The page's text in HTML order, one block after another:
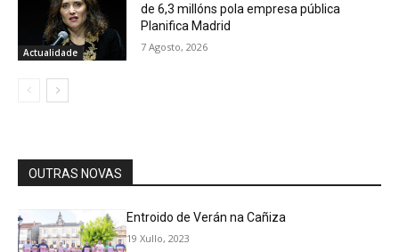
Actualidade
de 6,3 millóns pola empresa pública
Planifica Madrid
7 Agosto, 2026
OUTRAS NOVAS
Entroido de Verán na Cañiza
19 Xullo, 2023